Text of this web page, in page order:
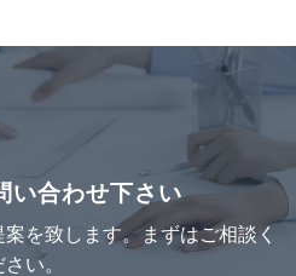
い合わせ下さい
を致します。まずはご相談く
さい。